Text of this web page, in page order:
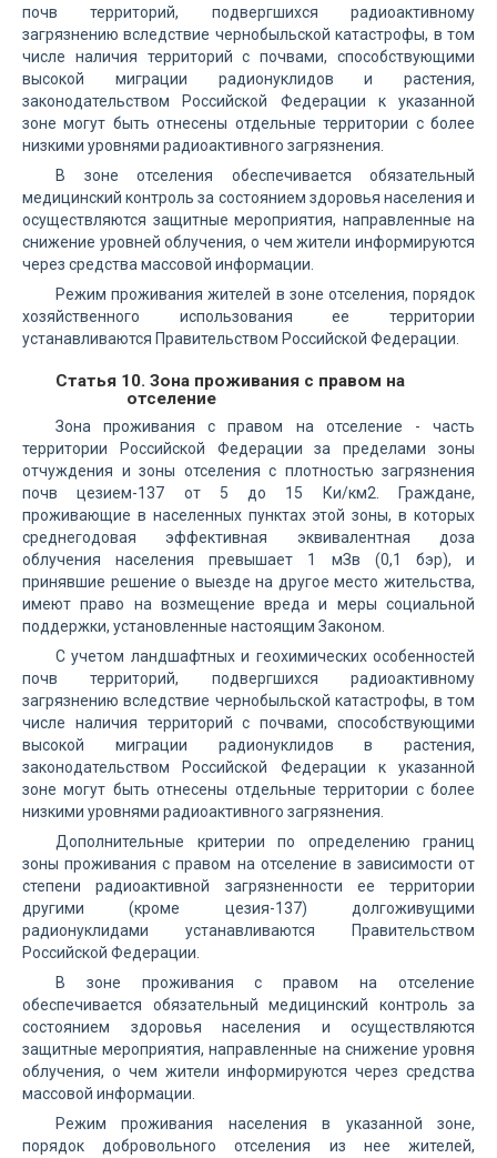
почв территорий, подвергшихся радиоактивному
загрязнению вследствие чернобыльской катастрофы, в том
числе наличия территорий с почвами, способствующими
высокой миграции радионуклидов и растения,
законодательством Российской Федерации к указанной
зоне могут быть отнесены отдельные территории с более
низкими уровнями радиоактивного загрязнения.
В зоне отселения обеспечивается обязательный
медицинский контроль за состоянием здоровья населения и
осуществляются защитные мероприятия, направленные на
снижение уровней облучения, о чем жители информируются
через средства массовой информации.
Режим проживания жителей в зоне отселения, порядок
хозяйственного использования ее территории
устанавливаются Правительством Российской Федерации.
Статья 10. Зона проживания с правом на
отселение
Зона проживания с правом на отселение - часть
территории Российской Федерации за пределами зоны
отчуждения и зоны отселения с плотностью загрязнения
почв цезием-137 от 5 до 15 Ки/км2. Граждане,
проживающие в населенных пунктах этой зоны, в которых
среднегодовая эффективная эквивалентная доза
облучения населения превышает 1 мЗв (0,1 бэр), и
принявшие решение о выезде на другое место жительства,
имеют право на возмещение вреда и меры социальной
поддержки, установленные настоящим Законом.
С учетом ландшафтных и геохимических особенностей
почв территорий, подвергшихся радиоактивному
загрязнению вследствие чернобыльской катастрофы, в том
числе наличия территорий с почвами, способствующими
высокой миграции радионуклидов в растения,
законодательством Российской Федерации к указанной
зоне могут быть отнесены отдельные территории с более
низкими уровнями радиоактивного загрязнения.
Дополнительные критерии по определению границ
зоны проживания с правом на отселение в зависимости от
степени радиоактивной загрязненности ее территории
другими (кроме цезия-137) долгоживущими
радионуклидами устанавливаются Правительством
Российской Федерации.
В зоне проживания с правом на отселение
обеспечивается обязательный медицинский контроль за
состоянием здоровья населения и осуществляются
защитные мероприятия, направленные на снижение уровня
облучения, о чем жители информируются через средства
массовой информации.
Режим проживания населения в указанной зоне,
порядок добровольного отселения из нее жителей,